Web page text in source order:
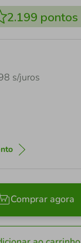
2.199 pontos
s/juros
Comprar agora